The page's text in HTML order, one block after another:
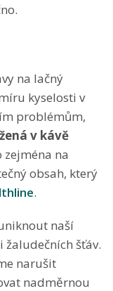
na lačný
kyselosti v
problémům,
v kávě
zejména na
obsah, který
.
naší
žaludečních šťáv.
narušit
nadměrnou